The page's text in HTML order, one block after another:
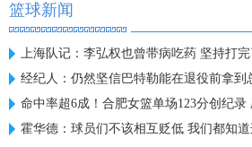
篮球新闻
上海队记：李弘权也曾带病吃药 坚持打
经纪人：仍然坚信巴特勒能在退役前拿到
命中率超6成！合肥女篮单场123分创纪录
霍华德：球员们不该相互贬低 我们都知